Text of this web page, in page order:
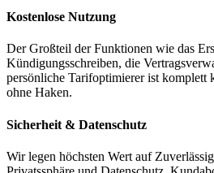
Kostenlose Nutzung
Der Großteil der Funktionen wie das
Kündigungsschreiben, die
persönliche Tarifoptimierer ist komplett
ohne Haken.
Sicherheit & Datenschutz
Wir legen höchsten Wert auf